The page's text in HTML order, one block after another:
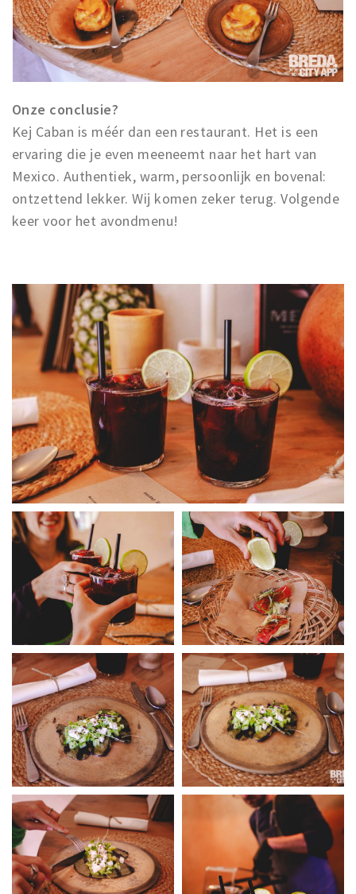
Onze conclusie?
Kej Caban is méér dan een restaurant. Het is een
ervaring die je even meeneemt naar het hart van
Mexico. Authentiek, warm, persoonlijk en bovenal:
ontzettend lekker. Wij komen zeker terug. Volgende
keer voor het avondmenu!